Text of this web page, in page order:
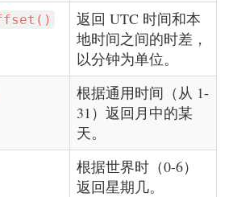
返回 UTC 时间和本
地时间之间的时差，
以分钟为单位。
根据通用时间（从 1-
31）返回月中的某
天。
根据世界时（0-6）
返回星期几。